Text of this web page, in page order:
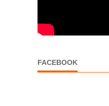
FACEBOOK